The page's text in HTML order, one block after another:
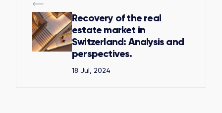
Recovery of the real
estate market in
Switzerland: Analysis and
perspectives.
18 Jul, 2024